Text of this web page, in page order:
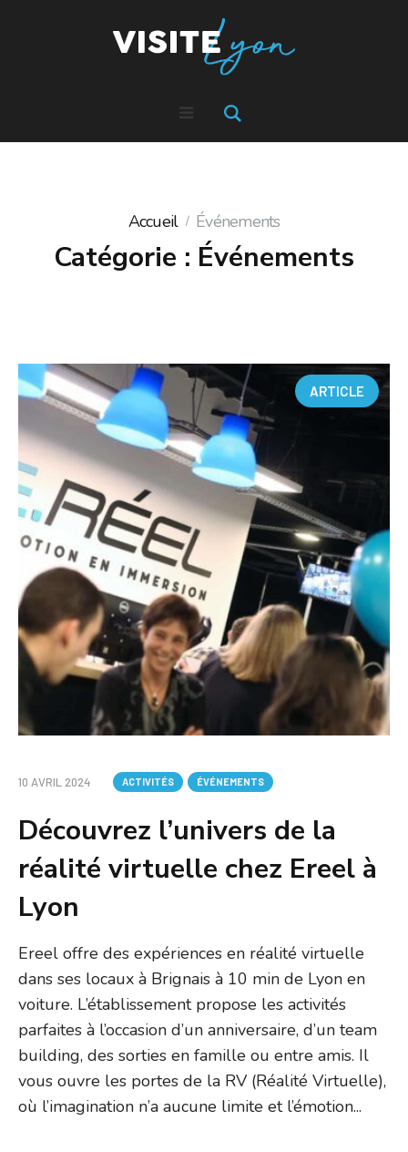
Accueil Événements
Catégorie : Événements
ARTICLE
10 AVRIL 2024 ACTIVITÉS ÉVÉNEMENTS
Découvrez l’univers de la
réalité virtuelle chez Ereel à
Lyon
Ereel offre des expériences en réalité virtuelle
dans ses locaux à Brignais à 10 min de Lyon en
voiture. L’établissement propose les activités
parfaites à l’occasion d’un anniversaire, d’un team
building, des sorties en famille ou entre amis. Il
vous ouvre les portes de la RV (Réalité Virtuelle),
où l’imagination n’a aucune limite et l’émotion...